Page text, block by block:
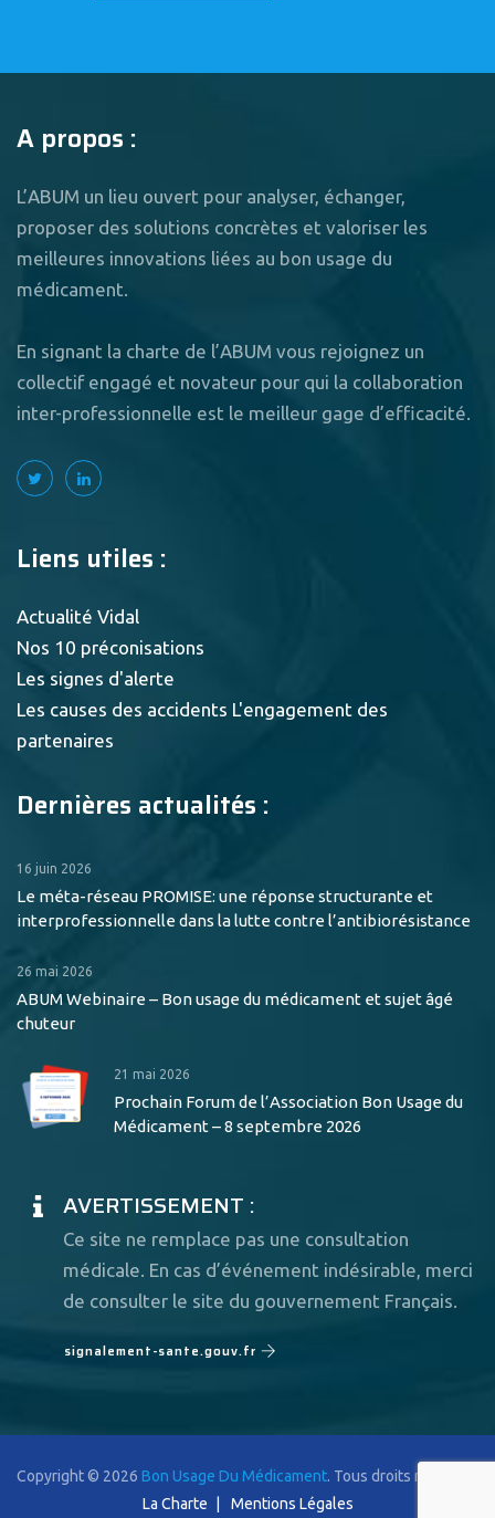
A propos :
L’ABUM un lieu ouvert pour analyser, échanger,
proposer des solutions concrètes et valoriser les
meilleures innovations liées au bon usage du
médicament.
En signant la charte de l’ABUM vous rejoignez un
collectif engagé et novateur pour qui la collaboration
inter-professionnelle est le meilleur gage d’efficacité.
Liens utiles :
Actualité Vidal
Nos 10 préconisations
Les signes d'alerte
Les causes des accidents L'engagement des
partenaires
Dernières actualités :
16 juin 2026
Le méta-réseau PROMISE: une réponse structurante et
interprofessionnelle dans la lutte contre l’antibiorésistance
26 mai 2026
ABUM Webinaire – Bon usage du médicament et sujet âgé
chuteur
21 mai 2026
Prochain Forum de l’Association Bon Usage du
Médicament – 8 septembre 2026
AVERTISSEMENT :
Ce site ne remplace pas une consultation
médicale. En cas d’événement indésirable, merci
de consulter le site du gouvernement Français.
signalement-sante.gouv.fr
Copyright © 2026 Bon Usage Du Médicament. Tous droits réservés.
La Charte
Mentions Légales